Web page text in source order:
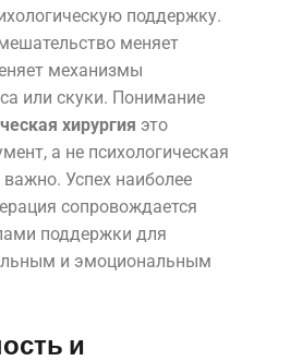
поддержку.
меняет
механизмы
или скуки. Понимание
хирургия это
а не психологическая
Успех наиболее
сопровождается
поддержки для
и эмоциональным
и